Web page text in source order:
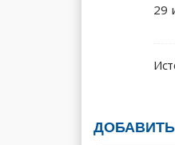
29